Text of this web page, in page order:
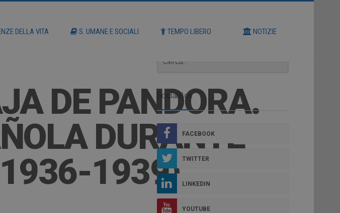
DELLA VITA S. UMANE E SOCIALI TEMPO LIBERO NOTIZIE
DE PANDORA.
DURANTE
1939)
Social Box
FACEBOOK
TWITTER
LINKEDIN
YOUTUBE